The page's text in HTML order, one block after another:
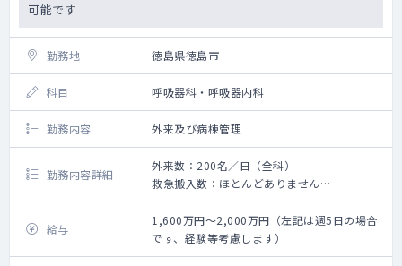
可能です
勤務地 徳島県徳島市
科目 呼吸器科・呼吸器内科
勤務内容 外来及び病棟管理
勤務内容詳細
外来数：200名／日（全科）
救急搬入数：ほとんどありません
手術数：25件位／月
給与
1,600万円～2,000万円（左記は週5日の場合
です、経験等考慮します）